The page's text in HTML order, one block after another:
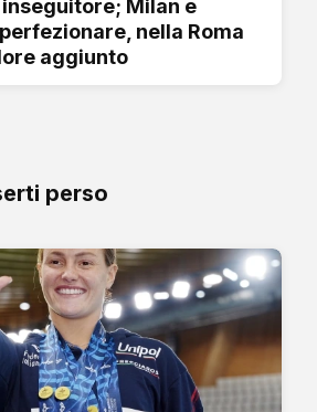
Milan e
nella Roma
aggiunto
perso